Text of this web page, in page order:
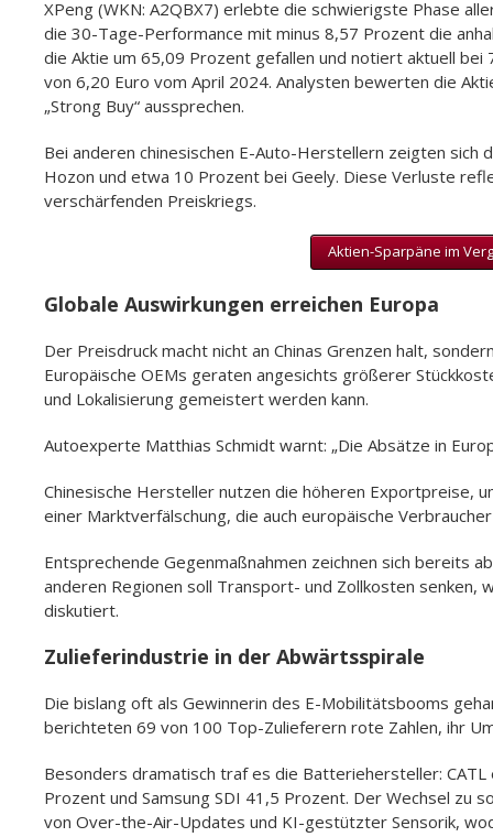
XPeng (WKN: A2QBX7) erlebte die schwierigste Phase
die 30-Tage-Performance mit minus 8,57 Prozent die
die Aktie um 65,09 Prozent gefallen und notiert aktuell
von 6,20 Euro vom April 2024. Analysten bewerten die
„Strong Buy“ aussprechen.
Bei anderen chinesischen E-Auto-Herstellern zeigten sich
Hozon und etwa 10 Prozent bei Geely. Diese Verluste
verschärfenden Preiskriegs.
Aktien-Sparpäne im
Globale Auswirkungen erreichen Europa
Der Preisdruck macht nicht an Chinas Grenzen halt,
Europäische OEMs geraten angesichts größerer
und Lokalisierung gemeistert werden kann.
Autoexperte Matthias Schmidt warnt: „Die Absätze in
Chinesische Hersteller nutzen die höheren Exportpreise,
einer Marktverfälschung, die auch europäische
Entsprechende Gegenmaßnahmen zeichnen sich bereits
anderen Regionen soll Transport- und Zollkosten
diskutiert.
Zulieferindustrie in der Abwärtsspirale
Die bislang oft als Gewinnerin des E-Mobilitätsbooms
berichteten 69 von 100 Top-Zulieferern rote Zahlen, ihr
Besonders dramatisch traf es die Batteriehersteller:
Prozent und Samsung SDI 41,5 Prozent. Der Wechsel
von Over-the-Air-Updates und KI-gestützter Sensorik,